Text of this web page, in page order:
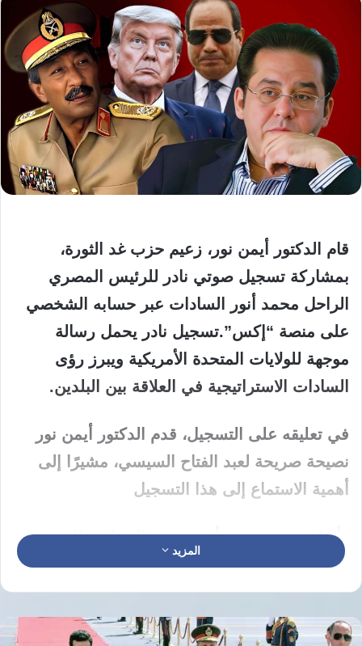
قام الدكتور أيمن نور، زعيم حزب غد الثورة،
بمشاركة تسجيل صوتي نادر للرئيس المصري
الراحل محمد أنور السادات عبر حسابه الشخصي
على منصة “إكس”.تسجيل نادر يحمل رسالة
موجهة للولايات المتحدة الأمريكية ويبرز رؤى
السادات الاستراتيجية في العلاقة بين البلدين.
في تعليقه على التسجيل، قدم الدكتور أيمن نور
نصيحة صريحة لعبد الفتاح السيسي، مشيرًا إلى
أهمية الاستماع إلى هذا التسجيل
وأضاف نور بوضوح أن نصيحته المخلصة للسيسي
هي ألا يلتقي بالرئيس الأمريكي السابق دونالد
ترامب، في إشارة واضحة إلى تحفظه على العلاقة
بين الطرفين وتأثيرها على مستقبل البلاد.
المزيد